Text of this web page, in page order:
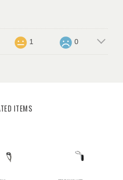
1 0
ITEMS